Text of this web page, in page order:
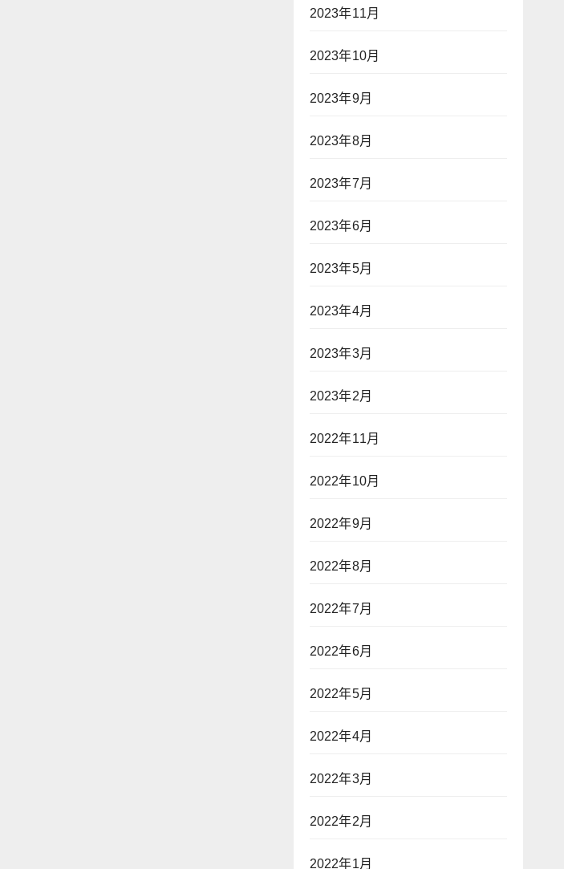
2023年11月
2023年10月
2023年9月
2023年8月
2023年7月
2023年6月
2023年5月
2023年4月
2023年3月
2023年2月
2022年11月
2022年10月
2022年9月
2022年8月
2022年7月
2022年6月
2022年5月
2022年4月
2022年3月
2022年2月
2022年1月